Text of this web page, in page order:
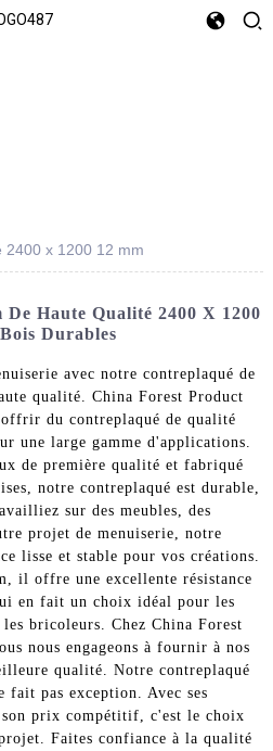
2400 x 1200 12 mm
Haute Qualité 2400 X 1200
Durables
avec notre contreplaqué de
qualité. China Forest Product
du contreplaqué de qualité
une large gamme d'applications.
de première qualité et fabriqué
notre contreplaqué est durable,
sur des meubles, des
projet de menuiserie, notre
lisse et stable pour vos créations.
il offre une excellente résistance
en fait un choix idéal pour les
bricoleurs. Chez China Forest
nous engageons à fournir à nos
qualité. Notre contreplaqué
fait pas exception. Avec ses
son prix compétitif, c'est le choix
Faites confiance à la qualité